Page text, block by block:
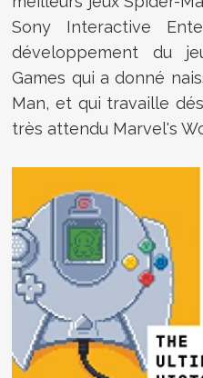
Sony Interactive
développement du
Games qui a donné
Man, et qui travaille
très attendu Marvel's